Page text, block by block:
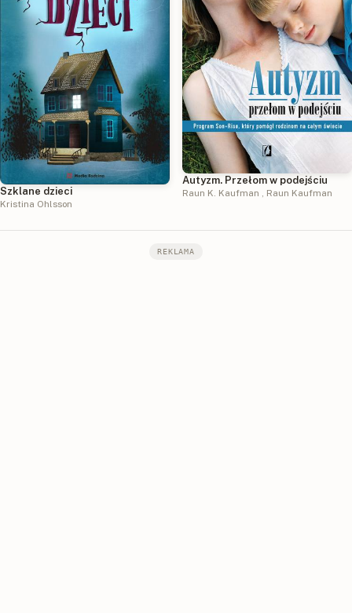
Szklane dzieci
Kristina Ohlsson
Autyzm. Przełom w podejściu
Raun K. Kaufman , Raun Kaufman
REKLAMA